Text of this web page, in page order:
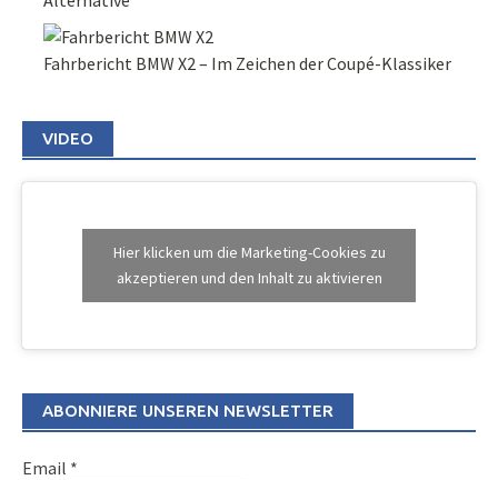
Fahrbericht BMW X2 – Im Zeichen der Coupé-Klassiker
VIDEO
Hier klicken um die Marketing-Cookies zu
akzeptieren und den Inhalt zu aktivieren
ABONNIERE UNSEREN NEWSLETTER
Email *